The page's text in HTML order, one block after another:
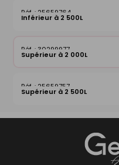
25659764
Inférieur à 2 500L
30299977
Supérieur à 2 000L
25659757
Supérieur à 2 500L